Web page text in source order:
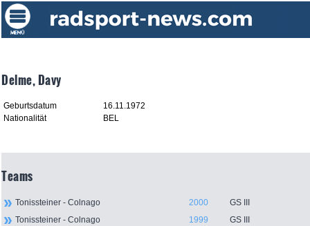
Delme, Davy
Geburtsdatum
16.11.1972
Nationalität
BEL
Teams
Tonissteiner - Colnago 2000
GS III
Tonissteiner - Colnago
1999 GS III